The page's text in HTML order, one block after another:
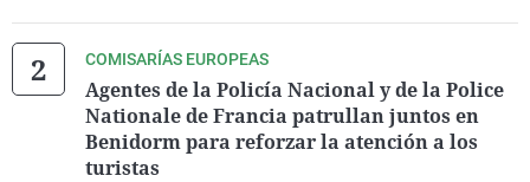
COMISARÍAS EUROPEAS
Agentes de la Policía Nacional y de la Police
Nationale de Francia patrullan juntos en
Benidorm para reforzar la atención a los
turistas